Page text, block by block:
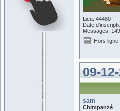
Lieu: 44480
Date
Messages: 149
Hors ligne
09-
sam
Chimpanzé